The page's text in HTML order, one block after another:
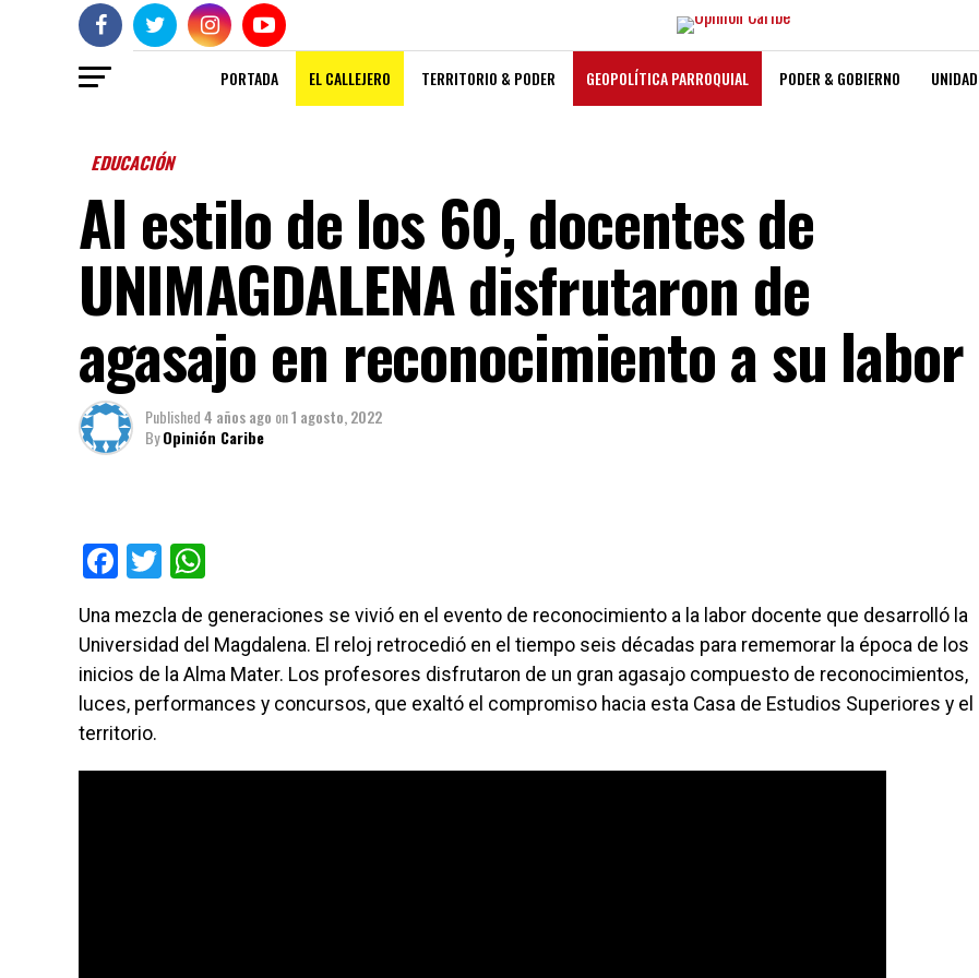
PORTADA EL CALLEJERO TERRITORIO & PODER GEOPOLÍTICA PARROQUIAL PODER & GOBIERNO
EDUCACIÓN
Al estilo de los 60, docentes de
UNIMAGDALENA disfrutaron de
agasajo en reconocimiento a su labor
Published4 años ago on1 agosto, 2022
ByOpinión Caribe
Facebook
Twitter
Una mezcla de generaciones se vivió en el evento de reconocimiento a la labor docente que desarrolló la
Universidad del Magdalena. El reloj retrocedió en el tiempo seis décadas para rememorar la época de los
inicios de la Alma Mater. Los profesores disfrutaron de un gran agasajo compuesto de reconocimientos,
luces, performances y concursos, que exaltó el compromiso hacia esta Casa de Estudios Superiores y el
territorio.